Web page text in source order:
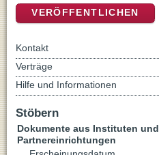
VERÖFFENTLICHEN
Kontakt
Verträge
Hilfe und Informationen
Stöbern
Dokumente aus Instituten und
Partnereinrichtungen